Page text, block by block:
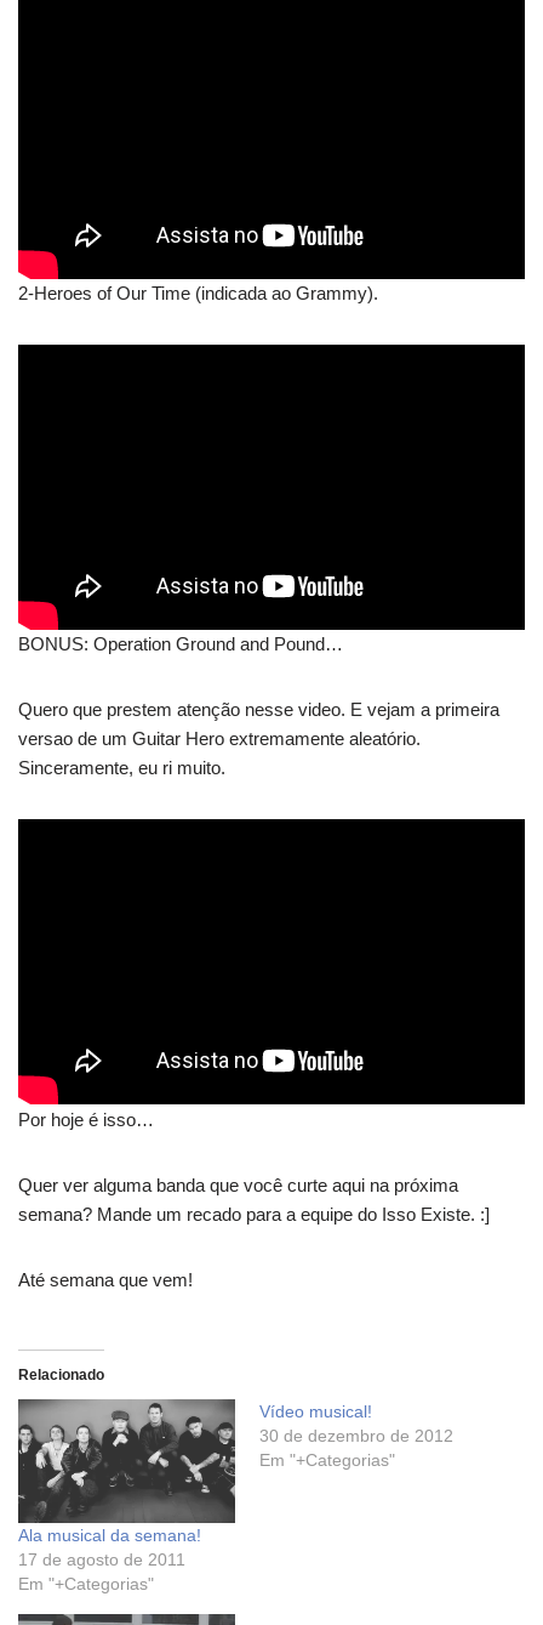
2-Heroes of Our Time (indicada ao Grammy).
BONUS: Operation Ground and Pound…
Quero que prestem atenção nesse video. E vejam a primeira
versao de um Guitar Hero extremamente aleatório.
Sinceramente, eu ri muito.
Por hoje é isso…
Quer ver alguma banda que você curte aqui na próxima
semana? Mande um recado para a equipe do Isso Existe. :]
Até semana que vem!
Relacionado
Ala musical da semana!
17 de agosto de 2011
Em "+Categorias"
Vídeo musical!
30 de dezembro de 2012
Em "+Categorias"